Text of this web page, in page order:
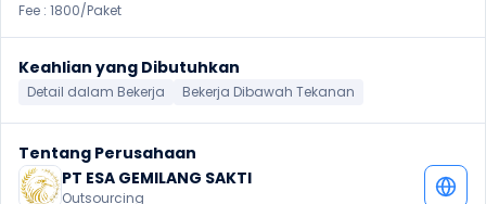
Fee : 1800/Paket
Keahlian yang Dibutuhkan
Detail dalam Bekerja Bekerja Dibawah Tekanan
Tentang Perusahaan
PT ESA GEMILANG SAKTI
Outsourcing